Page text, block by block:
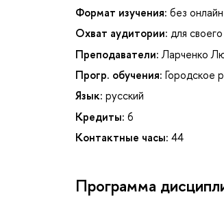
Формат изучения: без
Охват аудитории: для
Преподаватели: Ларченко
Прогр. обучения: Городское
Язык: русский
Кредиты: 6
Контактные часы: 44
Программа